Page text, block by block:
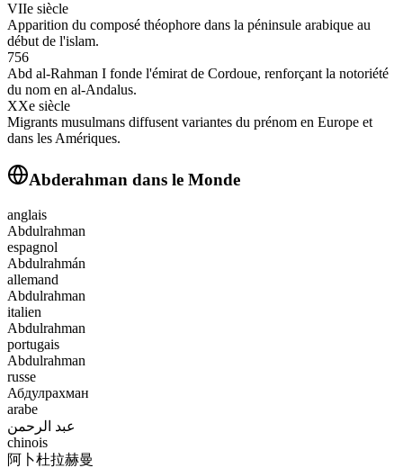
VIIe siècle
Apparition du composé théophore dans la péninsule arabique au
début de l'islam.
756
Abd al‑Rahman I fonde l'émirat de Cordoue, renforçant la notoriété
du nom en al‑Andalus.
XXe siècle
Migrants musulmans diffusent variantes du prénom en Europe et
dans les Amériques.
Abderahman dans le Monde
anglais
Abdulrahman
espagnol
Abdulrahmán
allemand
Abdulrahman
italien
Abdulrahman
portugais
Abdulrahman
russe
Абдулрахман
arabe
عبد الرحمن
chinois
阿卜杜拉赫曼